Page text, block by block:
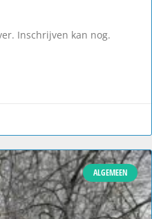
Inschrijven kan nog.
ALGEMEEN